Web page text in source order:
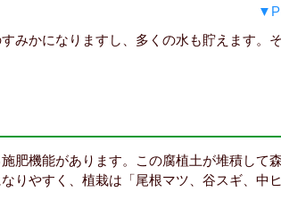
みかになりますし、多くの水も貯えます。
肥機能があります。この腐植土が堆積して
りやすく、植栽は「尾根マツ、谷スギ、中